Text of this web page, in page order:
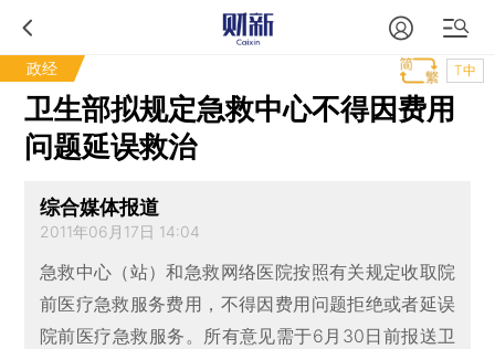
政经 T中
卫生部拟规定急救中心不得因费用
问题延误救治
综合媒体报道
2011年06月17日 14:04
急救中心（站）和急救网络医院按照有关规定收取院
前医疗急救服务费用，不得因费用问题拒绝或者延误
院前医疗急救服务。所有意见需于6月30日前报送卫